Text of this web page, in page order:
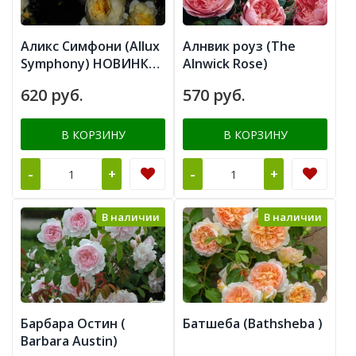
Аликс Симфони (Allux
Symphony) НОВИНКА
620 руб.
В КОРЗИНУ
- +
Алнвик роуз (The
Alnwick Rose)
570 руб.
В КОРЗИНУ
- +
В наличии
Барбара Остин (
Barbara Austin)
В наличии
Батшеба (Bathsheba )